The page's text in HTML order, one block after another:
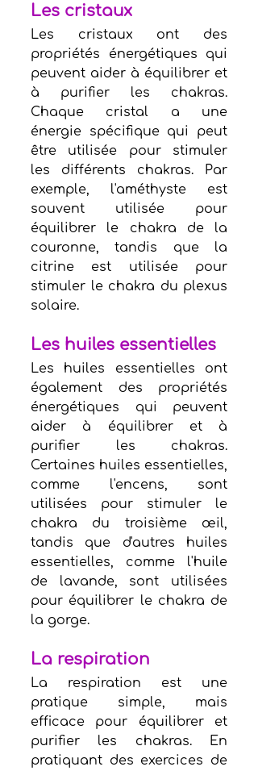
Les cristaux
Les cristaux ont des
propriétés énergétiques qui
peuvent aider à équilibrer et
à purifier les chakras.
Chaque cristal a une
énergie spécifique qui peut
être utilisée pour stimuler
les différents chakras. Par
exemple, l'améthyste est
souvent utilisée pour
équilibrer le chakra de la
couronne, tandis que la
citrine est utilisée pour
stimuler le chakra du plexus
solaire.
Les huiles essentielles
Les huiles essentielles ont
également des propriétés
énergétiques qui peuvent
aider à équilibrer et à
purifier les chakras.
Certaines huiles essentielles,
comme l'encens, sont
utilisées pour stimuler le
chakra du troisième œil,
tandis que d'autres huiles
essentielles, comme l'huile
de lavande, sont utilisées
pour équilibrer le chakra de
la gorge.
La respiration
La respiration est une
pratique simple, mais
efficace pour équilibrer et
purifier les chakras. En
pratiquant des exercices de